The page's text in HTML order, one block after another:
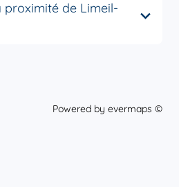
proximité de Limeil-
Powered by evermaps ©